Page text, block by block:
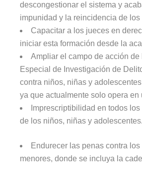
descongestionar el sistema y
impunidad y la reincidencia de los
Capacitar a los jueces en
iniciar esta formación desde la
Ampliar el campo de acción de
Especial de Investigación de
contra niños, niñas y
ya que actualmente solo opera en
Imprescriptibilidad en todos
de los niños, niñas y adolescentes.
Endurecer las penas contra
menores, donde se incluya la